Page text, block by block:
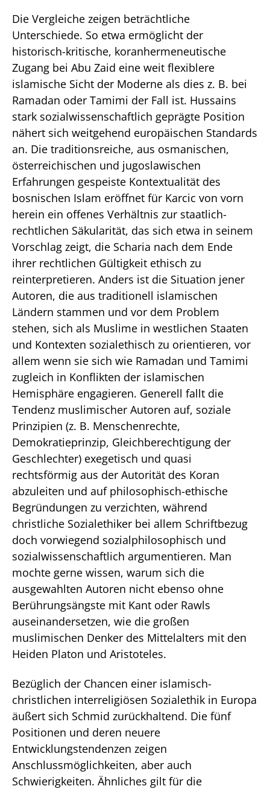
Die Vergleiche zeigen beträchtliche
Unterschiede. So etwa ermöglicht der
historisch-kritische, koranhermeneutische
Zugang bei Abu Zaid eine weit flexiblere
islamische Sicht der Moderne als dies z. B. bei
Ramadan oder Tamimi der Fall ist. Hussains
stark sozialwissenschaftlich geprägte Position
nähert sich weitgehend europäischen Standards
an. Die traditionsreiche, aus osmanischen,
österreichischen und jugoslawischen
Erfahrungen gespeiste Kontextualität des
bosnischen Islam eröffnet für Karcic von vorn
herein ein offenes Verhältnis zur staatlich-
rechtlichen Säkularität, das sich etwa in seinem
Vorschlag zeigt, die Scharia nach dem Ende
ihrer rechtlichen Gültigkeit ethisch zu
reinterpretieren. Anders ist die Situation jener
Autoren, die aus traditionell islamischen
Ländern stammen und vor dem Problem
stehen, sich als Muslime in westlichen Staaten
und Kontexten sozialethisch zu orientieren, vor
allem wenn sie sich wie Ramadan und Tamimi
zugleich in Konflikten der islamischen
Hemisphäre engagieren. Generell fallt die
Tendenz muslimischer Autoren auf, soziale
Prinzipien (z. B. Menschenrechte,
Demokratieprinzip, Gleichberechtigung der
Geschlechter) exegetisch und quasi
rechtsförmig aus der Autorität des Koran
abzuleiten und auf philosophisch-ethische
Begründungen zu verzichten, während
christliche Sozialethiker bei allem Schriftbezug
doch vorwiegend sozialphilosophisch und
sozialwissenschaftlich argumentieren. Man
mochte gerne wissen, warum sich die
ausgewahlten Autoren nicht ebenso ohne
Berührungsängste mit Kant oder Rawls
auseinandersetzen, wie die großen
muslimischen Denker des Mittelalters mit den
Heiden Platon und Aristoteles.
Bezüglich der Chancen einer islamisch-
christlichen interreligiösen Sozialethik in Europa
äußert sich Schmid zurückhaltend. Die fünf
Positionen und deren neuere
Entwicklungstendenzen zeigen
Anschlussmöglichkeiten, aber auch
Schwierigkeiten. Ähnliches gilt für die